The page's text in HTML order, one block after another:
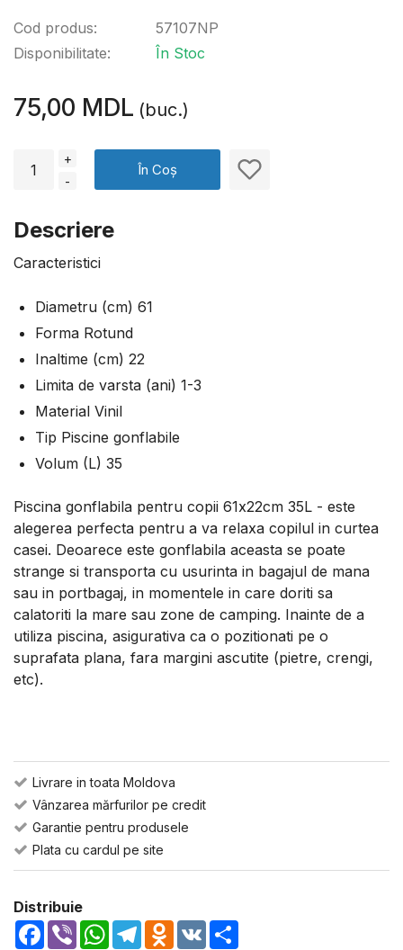
Cod produs:
Disponibilitate:
57107NP
În Stoc
75,00 MDL (buc.)
+
-
În Coș
Descriere
Caracteristici
Diametru (cm) 61
Forma Rotund
Inaltime (cm) 22
Limita de varsta (ani) 1-3
Material Vinil
Tip Piscine gonflabile
Volum (L) 35
Piscina gonflabila pentru copii 61х22cm 35L - este
alegerea perfecta pentru a va relaxa copilul in curtea
casei. Deoarece este gonflabila aceasta se poate
strange si transporta cu usurinta in bagajul de mana
sau in portbagaj, in momentele in care doriti sa
calatoriti la mare sau zone de camping. Inainte de a
utiliza piscina, asigurativa ca o pozitionati pe o
suprafata plana, fara margini ascutite (pietre, crengi,
etc).
Livrare in toata Moldova
Vânzarea mărfurilor pe credit
Garantie pentru produsele
Plata cu cardul pe site
Distribuie
Facebook
Viber WhatsApp
TelegramOdnoklassniki
VK